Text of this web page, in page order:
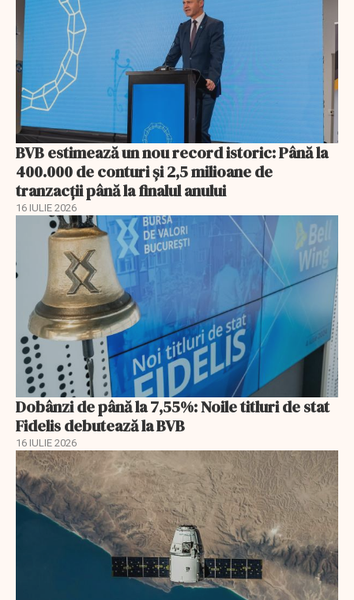
BVB estimează un nou record istoric: Până la
400.000 de conturi și 2,5 milioane de
tranzacții până la finalul anului
16 IULIE 2026
Dobânzi de până la 7,55%: Noile titluri de stat
Fidelis debutează la BVB
16 IULIE 2026